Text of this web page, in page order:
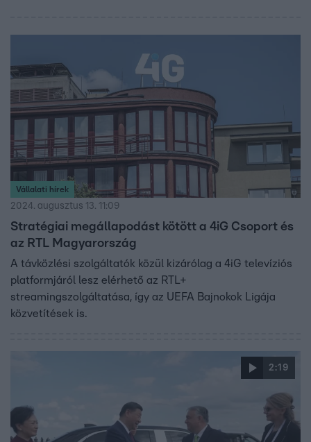
Vállalati hírek
2024. augusztus 13. 11:09
Stratégiai megállapodást kötött a 4iG Csoport és
az RTL Magyarország
A távközlési szolgáltatók közül kizárólag a 4iG televíziós
platformjáról lesz elérhető az RTL+
streamingszolgáltatása, így az UEFA Bajnokok Ligája
közvetítések is.
2:19